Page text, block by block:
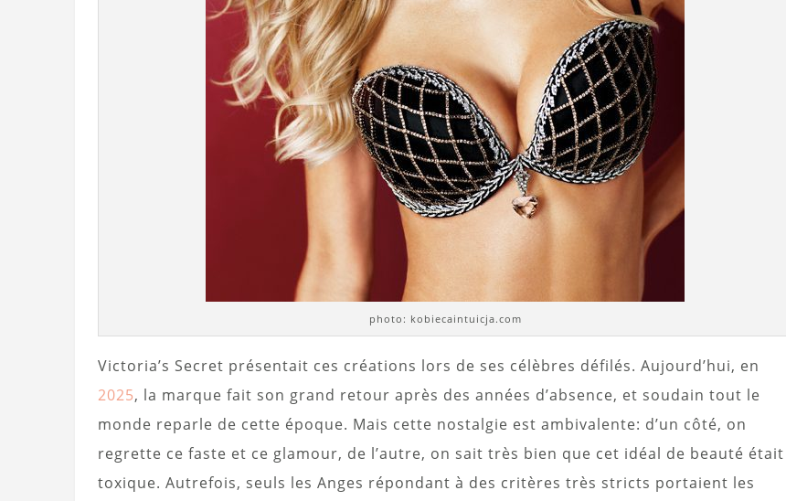
photo: kobiecaintuicja.com
Victoria’s Secret présentait ces créations lors de ses célèbres défilés. Aujourd’hui, en
2025, la marque fait son grand retour après des années d’absence, et soudain tout le
monde reparle de cette époque. Mais cette nostalgie est ambivalente: d’un côté, on
regrette ce faste et ce glamour, de l’autre, on sait très bien que cet idéal de beauté était
toxique. Autrefois, seuls les Anges répondant à des critères très stricts portaient les